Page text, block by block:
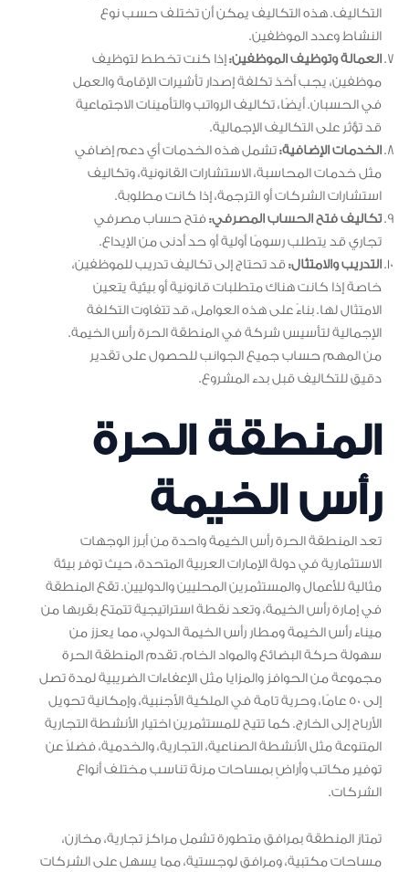
التكاليف. هذه التكاليف يمكن أن تختلف حسب نوع
النشاط وعدد الموظفين.
العمالة وتوظيف الموظفين:إذا كنت تخطط لتوظيف
موظفين، يجب أخذ تكلفة إصدار تأشيرات الإقامة والعمل
في الحسبان. أيضًا، تكاليف الرواتب والتأمينات الاجتماعية
قد تؤثر على التكاليف الإجمالية.
الخدمات الإضافية:تشمل هذه الخدمات أي دعم إضافي
مثل خدمات المحاسبة، الاستشارات القانونية، وتكاليف
استشارات الشركات أو الترجمة، إذا كانت مطلوبة.
تكاليف فتح الحساب المصرفي:فتح حساب مصرفي
تجاري قد يتطلب رسومًا أولية أو حد أدنى من الإيداع.
التدريب والامتثال:قد تحتاج إلى تكاليف تدريب للموظفين،
خاصة إذا كانت هناك متطلبات قانونية أو بيئية يتعين
الامتثال لها. بناءً على هذه العوامل، قد تتفاوت التكلفة
الإجمالية لتأسيس شركة في المنطقة الحرة رأس الخيمة.
من المهم حساب جميع الجوانب للحصول على تقدير
دقيق للتكاليف قبل بدء المشروع.
المنطقة الحرة
رأس الخيمة
تعد المنطقة الحرة رأس الخيمة واحدة من أبرز الوجهات
الاستثمارية في دولة الإمارات العربية المتحدة، حيث توفر بيئة
مثالية للأعمال والمستثمرين المحليين والدوليين. تقع المنطقة
في إمارة رأس الخيمة، وتعد نقطة استراتيجية تتمتع بقربها من
ميناء رأس الخيمة ومطار رأس الخيمة الدولي، مما يعزز من
سهولة حركة البضائع والمواد الخام. تقدم المنطقة الحرة
مجموعة من الحوافز والمزايا مثل الإعفاءات الضريبية لمدة تصل
إلى 50 عامًا، وحرية تامة في الملكية الأجنبية، وإمكانية تحويل
الأرباح إلى الخارج. كما تتيح للمستثمرين اختيار الأنشطة التجارية
المتنوعة مثل الأنشطة الصناعية، التجارية، والخدمية، فضلاً عن
توفير مكاتب وأراضٍ بمساحات مرنة تناسب مختلف أنواع
الشركات.
تمتاز المنطقة بمرافق متطورة تشمل مراكز تجارية، مخازن،
مساحات مكتبية، ومرافق لوجستية، مما يسهل على الشركات